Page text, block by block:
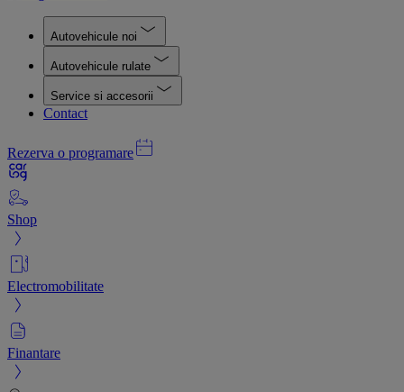
Autovehicule noi
Autovehicule rulate
Service si accesorii
Contact
Rezerva o programare
Shop
Electromobilitate
Finantare